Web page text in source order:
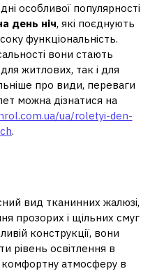
особливої популярності
день ніч, які поєднують
функціональність.
вони стають
житлових, так і для
про види, переваги
можна дізнатися на
ua/roletyi-den-
.
вид тканинних жалюзі,
прозорих і щільних смуг
конструкції, вони
рівень освітлення в
атмосферу в